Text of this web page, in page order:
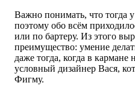
Важно понимать, что тогда
поэтому обо всём
или по бартеру. Из этого
преимущество: умение
даже тогда, когда в кармане
условный дизайнер Вася,
Фигму.